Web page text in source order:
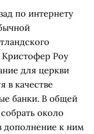
по интернету
Роу
для церкви
в качестве
банки. В общей
около
дополнение к ним